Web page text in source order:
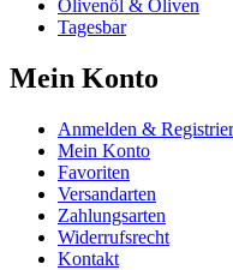
Olivenöl & Oliven
Tagesbar
Mein Konto
Anmelden &
Mein Konto
Favoriten
Versandarten
Zahlungsarten
Widerrufsrecht
Kontakt